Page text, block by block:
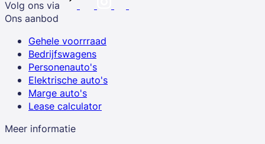
Volg ons via
Ons aanbod
Gehele voorrraad
Bedrijfswagens
Personenauto's
Elektrische auto's
Marge auto's
Lease calculator
Meer informatie